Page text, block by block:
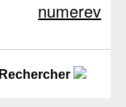
Rechercher